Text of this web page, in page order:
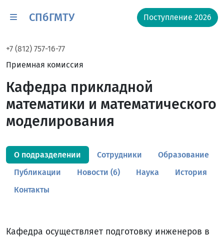
СПбГМТУ Поступление 2026
+7 (812) 757-16-77
Приемная комиссия
Кафедра прикладной
математики и математического
моделирования
О подразделении Сотрудники
Образование
Публикации
Новости (6) Наука
История
Контакты
Кафедра осуществляет подготовку инженеров в